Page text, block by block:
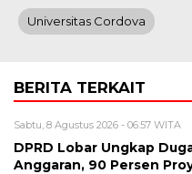
Universitas Cordova
BERITA TERKAIT
Sabtu, 8 Agustus 2026 - 06:57 WITA
DPRD Lobar Ungkap
Anggaran, 90 Persen